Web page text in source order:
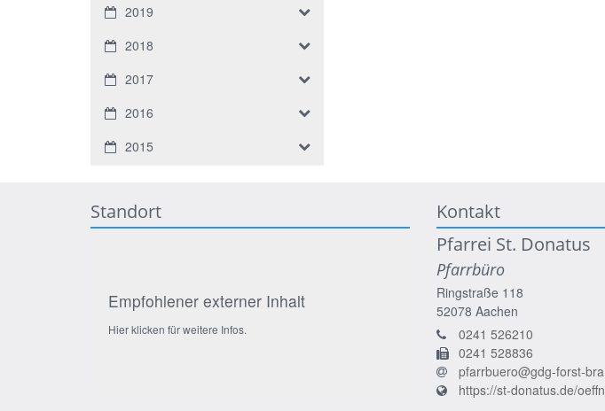
2019
2018
2017
2016
2015
Standort
Empfohlener externer Inhalt
Hier klicken für weitere Infos.
Kontakt
Pfarrei St. Donatus
Pfarrbüro
Ringstraße 118
52078 Aachen
0241 526210
0241 528836
pfarrbuero@gdg-forst-
https://st-donatus.de/